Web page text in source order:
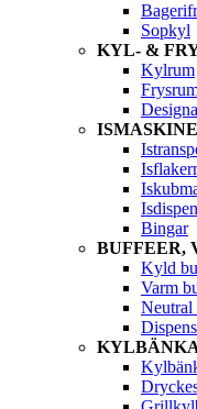
Sopkyl
KYL- &
Kylrum
Bingar
BUFFEER,
Kyld
Varm
Neutral